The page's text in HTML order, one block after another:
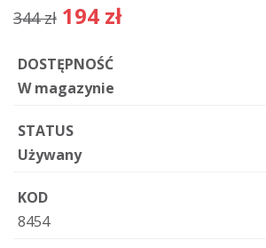
344 zł 194 zł
DOSTĘPNOŚĆ
W magazynie
STATUS
Używany
KOD
8454